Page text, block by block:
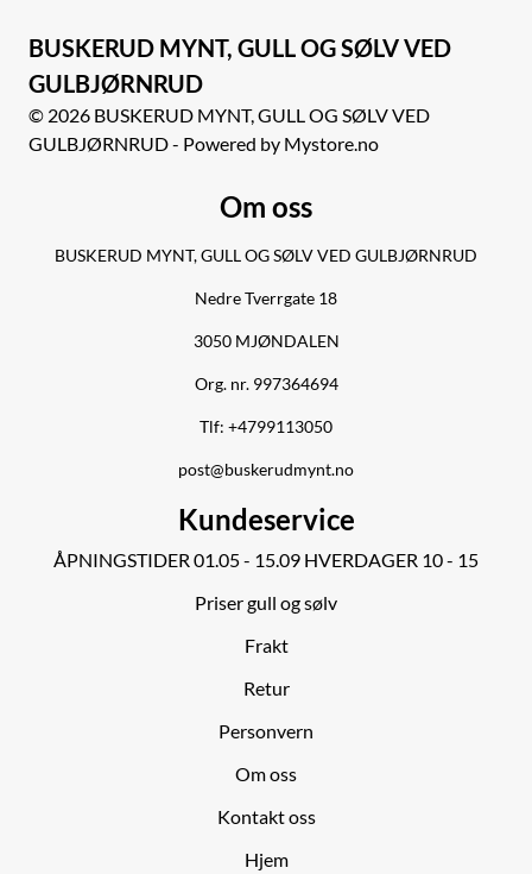
BUSKERUD MYNT, GULL OG SØLV VED
GULBJØRNRUD
© 2026 BUSKERUD MYNT, GULL OG SØLV VED
GULBJØRNRUD - Powered by Mystore.no
Om oss
BUSKERUD MYNT, GULL OG SØLV VED GULBJØRNRUD
Nedre Tverrgate 18
3050 MJØNDALEN
Org. nr. 997364694
Tlf: +4799113050
post@buskerudmynt.no
Kundeservice
ÅPNINGSTIDER 01.05 - 15.09 HVERDAGER 10 - 15
Priser gull og sølv
Frakt
Retur
Personvern
Om oss
Kontakt oss
Hjem